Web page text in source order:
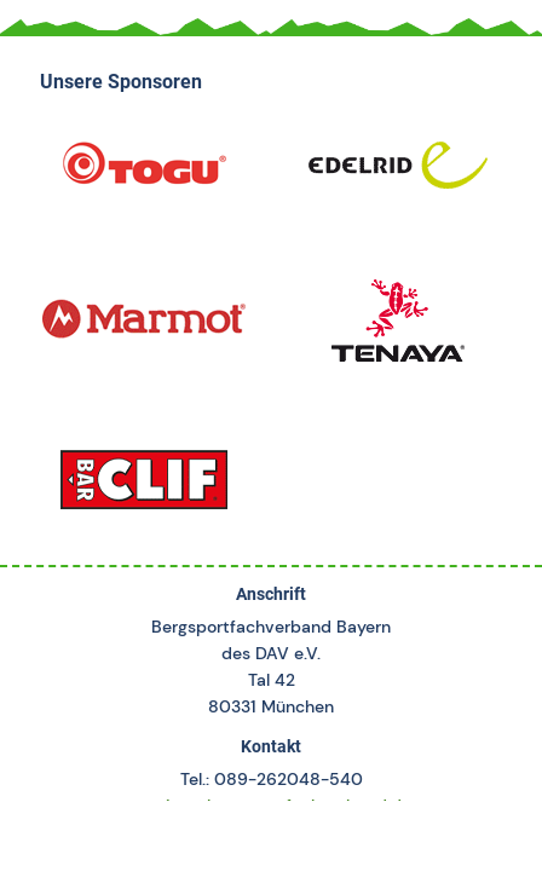
Unsere Sponsoren
Anschrift
Bergsportfachverband Bayern
des DAV e.V.
Tal 42
80331 München
Kontakt
Tel.: 089-262048-540
service@bergsportfachverband.de